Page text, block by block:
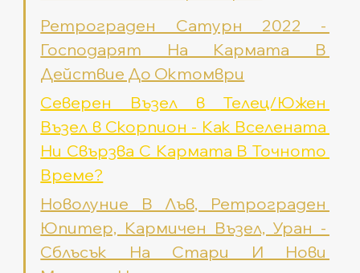
Ретрограден Сатурн 2022 -
Господарят На Кармата В
Действие До Октомври
Северен Възел в Телец/Южен
Възел в Скорпион - Как Вселената
Ни Свързва С Кармата В Точното
Време?
Новолуние В Лъв, Ретрограден
Юпитер, Кармичен Възел, Уран -
Сблъсък На Стари И Нови